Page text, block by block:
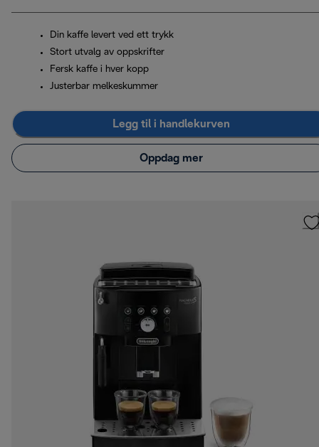
Din kaffe levert ved ett trykk
Stort utvalg av oppskrifter
Fersk kaffe i hver kopp
Justerbar melkeskummer
Legg til i handlekurven
Oppdag mer